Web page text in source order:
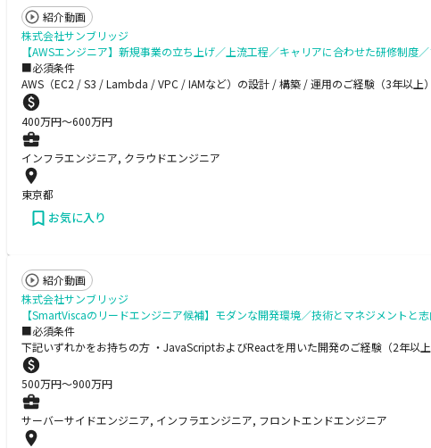
紹介動画
株式会社サンブリッジ
【AWSエンジニア】新規事業の立ち上げ／上流工程／キャリアに合わせた研修制
■必須条件
AWS（EC2 / S3 / Lambda / VPC / IAMなど）の設計 / 構築 / 運用のご経験（3年以上）
400万円〜600万円
インフラエンジニア, クラウドエンジニア
東京都
お気に入り
紹介動画
株式会社サンブリッジ
【SmartViscaのリードエンジニア候補】モダンな開発環境／技術とマネジメント
■必須条件
下記いずれかをお持ちの方 ・JavaScriptおよびReactを用いた開発のご経験（2年以
500万円〜900万円
サーバーサイドエンジニア, インフラエンジニア, フロントエンドエンジニア